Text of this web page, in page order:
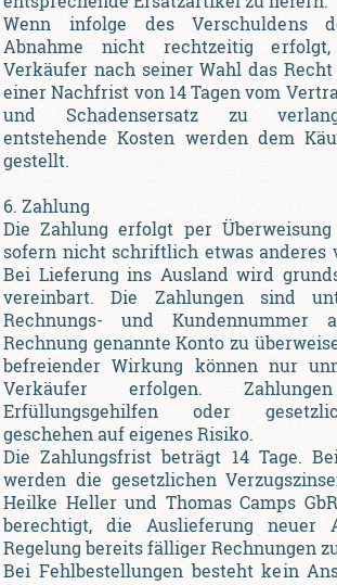
Wenn infolge des Verschuldens
Abnahme nicht rechtzeitig
Verkäufer nach seiner Wahl das Recht
einer Nachfrist von 14 Tagen vom
und Schadensersatz zu
entstehende Kosten werden dem
gestellt.
6. Zahlung
Die Zahlung erfolgt per
sofern nicht schriftlich etwas anderes
Bei Lieferung ins Ausland wird
vereinbart. Die Zahlungen sind
Rechnungs- und
Rechnung genannte Konto zu
befreiender Wirkung können nur
Verkäufer erfolgen.
Erfüllungsgehilfen oder
geschehen auf eigenes Risiko.
Die Zahlungsfrist beträgt 14 Tage.
werden die gesetzlichen
Heilke Heller und Thomas Camps
berechtigt, die Auslieferung neuer
Regelung bereits fälliger Rechnungen
Bei Fehlbestellungen besteht kein